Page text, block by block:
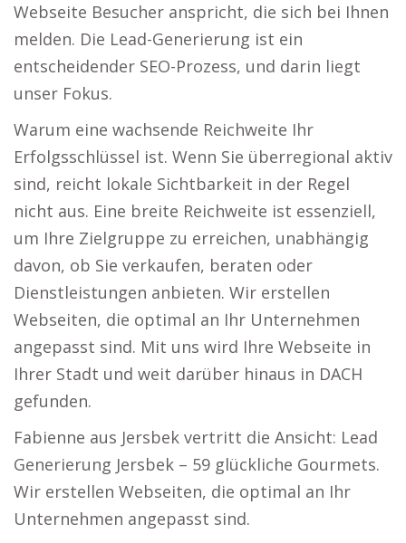
Webseite Besucher anspricht, die sich bei Ihnen
melden. Die Lead-Generierung ist ein
entscheidender SEO-Prozess, und darin liegt
unser Fokus.
Warum eine wachsende Reichweite Ihr
Erfolgsschlüssel ist. Wenn Sie überregional aktiv
sind, reicht lokale Sichtbarkeit in der Regel
nicht aus. Eine breite Reichweite ist essenziell,
um Ihre Zielgruppe zu erreichen, unabhängig
davon, ob Sie verkaufen, beraten oder
Dienstleistungen anbieten. Wir erstellen
Webseiten, die optimal an Ihr Unternehmen
angepasst sind. Mit uns wird Ihre Webseite in
Ihrer Stadt und weit darüber hinaus in DACH
gefunden.
Fabienne aus Jersbek vertritt die Ansicht: Lead
Generierung Jersbek – 59 glückliche Gourmets.
Wir erstellen Webseiten, die optimal an Ihr
Unternehmen angepasst sind.